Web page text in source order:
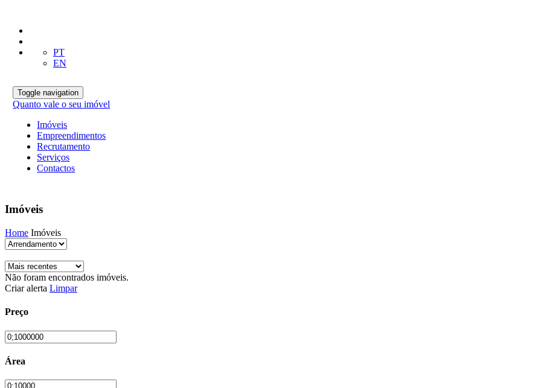
PT
EN
Toggle navigation
Quanto vale o seu imóvel
Imóveis
Empreendimentos
Recrutamento
Serviços
Contactos
Imóveis
Home Imóveis
Não foram encontrados imóveis.
Criar alerta Limpar
Preço
Área